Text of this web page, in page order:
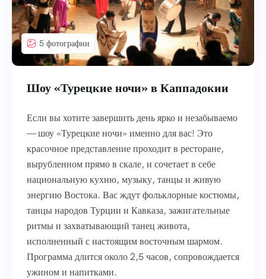
5 фотографии
Шоу «Турецкие ночи» в Каппадокии
Если вы хотите завершить день ярко и незабываемо
— шоу «Турецкие ночи» именно для вас! Это
красочное представление проходит в ресторане,
вырубленном прямо в скале, и сочетает в себе
национальную кухню, музыку, танцы и живую
энергию Востока. Вас ждут фольклорные костюмы,
танцы народов Турции и Кавказа, зажигательные
ритмы и захватывающий танец живота,
исполненный с настоящим восточным шармом.
Программа длится около 2,5 часов, сопровождается
ужином и напитками.